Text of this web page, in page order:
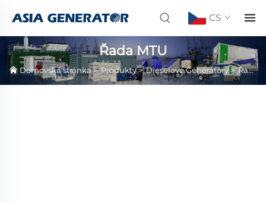
CS
Řada MTU
Domovská stránka>Produkty>Dieselové Generátory >Řada MTU